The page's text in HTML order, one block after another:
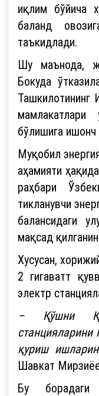
иқлим бўйича
баланд
таъкидлади.
Шу маънода,
Бокуда
бўлишига
Муқобил
аҳамияти
раҳбари
тикланувчи
балансидаги
мақсад
Хусусан,
2 гигаватт
электр
– Қўшни
станцияларини
қуриш
Шавкат
Бу борадаги